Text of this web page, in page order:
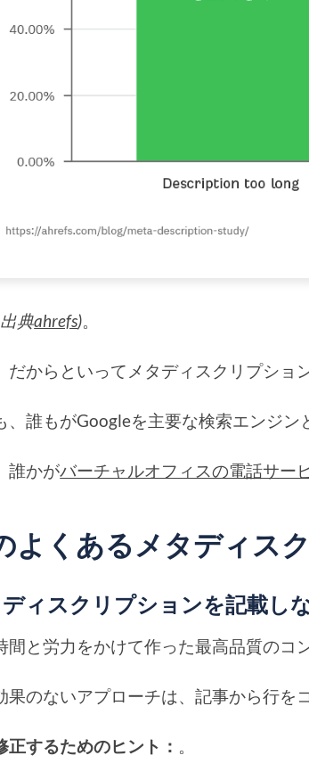
典ahrefs)。
だからといってメタディスクリプショ
、誰もがGoogleを主要な検索エンジ
誰かがバーチャルオフィスの電話サー
よくあるメタディス
ィスクリプションを記載し
間と労力をかけて作った最高品質のコ
果のないアプローチは、記事から行を
正するためのヒント： 。